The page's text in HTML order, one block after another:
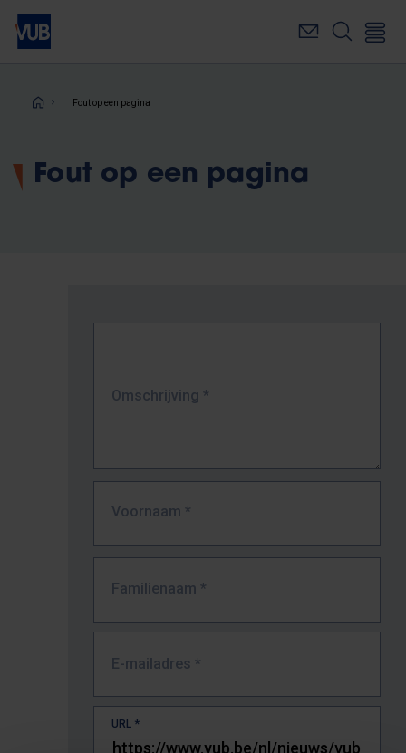
Overslaan
naar
inhoudKruimelpad
Fout op een pagina
Fout op een pagina
Omschrijving *
Voornaam *
Familienaam *
E-mailadres *
URL *